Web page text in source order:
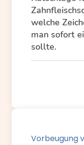
welche
man sofort
sollte.
Vorbeugung